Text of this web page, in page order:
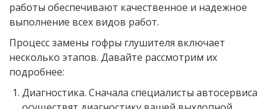
работы обеспечивают качественное и надежное
выполнение всех видов работ.
Процесс замены гофры глушителя включает
несколько этапов. Давайте рассмотрим их
подробнее:
Диагностика. Сначала специалисты автосервиса